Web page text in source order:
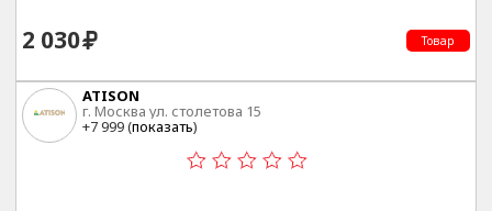
2 030 Товар
ATISON
г. Москва ул. столетова 15
+7 999 (показать)